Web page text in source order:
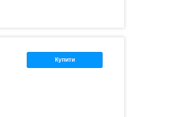
Купити